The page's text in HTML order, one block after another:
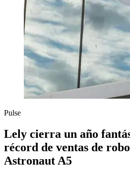
Pulse
Lely cierra un año
récord de ventas de
Astronaut A5